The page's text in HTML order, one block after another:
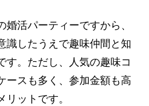
活パーティーですから、
識したうえで趣味仲間と知
す。ただし、人気の趣味コ
ースも多く、参加金額も高
ットです。